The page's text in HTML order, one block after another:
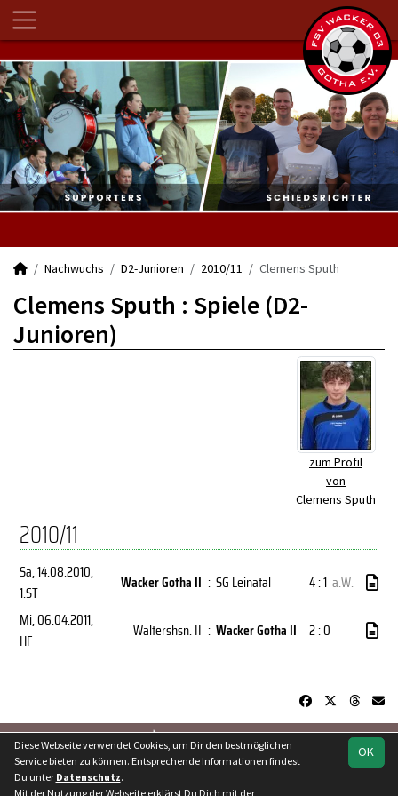
Nachwuchs D2-Junioren 2010/11 Clemens Sputh
Clemens Sputh : Spiele (D2-
Junioren)
zum Profil
von
Clemens Sputh
2010/11
Sa, 14.08.2010,
1.ST
Wacker Gotha II : SG Leinatal 4 : 1 a.W.
Mi, 06.04.2011,
HF
Waltershsn. II : Wacker Gotha II 2 : 0
soccero.de
Besucherstatistik
OK
Diese Webseite verwendet Cookies, um Dir den bestmöglichen
Service bieten zu können. Entsprechende Informationen findest
Du unter Datenschutz.
Mit der Nutzung der Webseite erklärst Du Dich mit der